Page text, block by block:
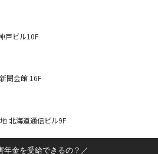
戸ビル10F
聞会館 16F
北海道通信ビル9F
年金を受給できるの？／